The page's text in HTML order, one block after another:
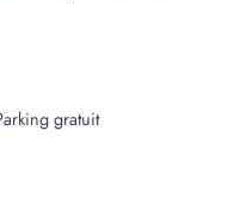
gratuit